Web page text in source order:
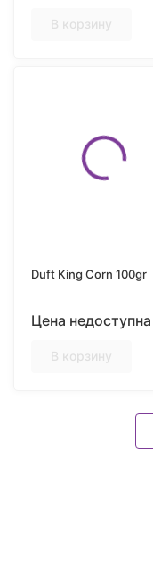
В корзину
Duft King Corn 100gr
Цена недоступна
В корзину